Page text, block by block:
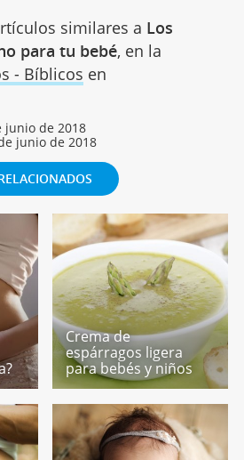
similares a Los
para tu bebé, en la
- Bíblicos en
junio de 2018
junio de 2018
Crema de
espárragos ligera
para bebés y niños